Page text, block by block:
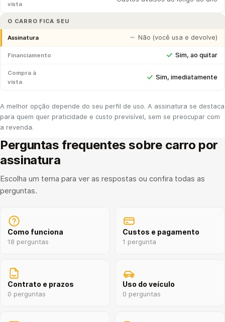
vista
O CARRO FICA SEU
Assinatura Não (você usa e devolve)
Financiamento Sim, ao quitar
Compra à
vista
Sim, imediatamente
A melhor opção depende do seu perfil de uso. A assinatura se destaca
para quem quer praticidade e custo previsível, sem se preocupar com
a revenda.
Perguntas frequentes sobre carro por
assinatura
Escolha um tema para ver as respostas ou confira todas as
perguntas.
Como funciona
18 perguntas
Custos e pagamento
1 pergunta
Contrato e prazos
0 perguntas
Uso do veículo
0 perguntas